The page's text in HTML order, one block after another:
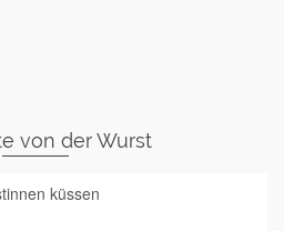
von der Wurst
küssen